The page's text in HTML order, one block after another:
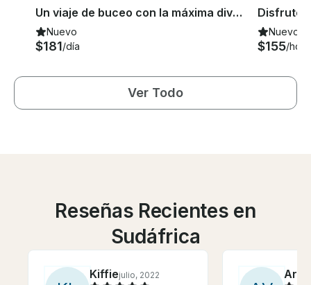
Un viaje de buceo con la máxima diversión y seguridad en Ciudad del Cabo, Sudáfrica
Nuevo
$181/día
Nuevo
$155/hora
Ver Todo
Reseñas Recientes en
Sudáfrica
Kiffiejulio, 2022 Arno